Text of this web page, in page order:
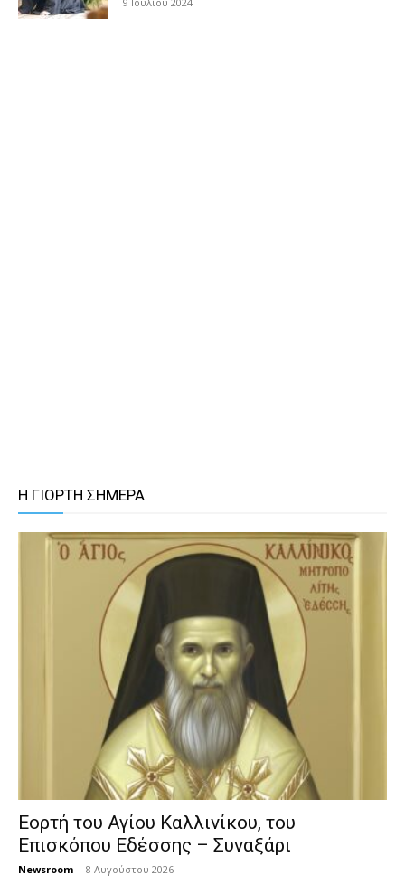
Η ΓΙΟΡΤΗ ΣΗΜΕΡΑ
Εορτή του Αγίου Καλλινίκου, του
Επισκόπου Εδέσσης – Συναξάρι
Newsroom - 8 Αυγούστου 2026